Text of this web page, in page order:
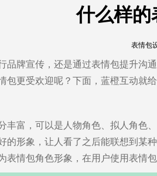
什么样的
表情包
品牌宣传，还是通过表情包提升沟
包更受欢迎呢？下面，蓝橙互动就
丰富，可以是人物角色、拟人角色
的形象，让人看了之后能联想到某
表情包角色形象，在用户使用表情